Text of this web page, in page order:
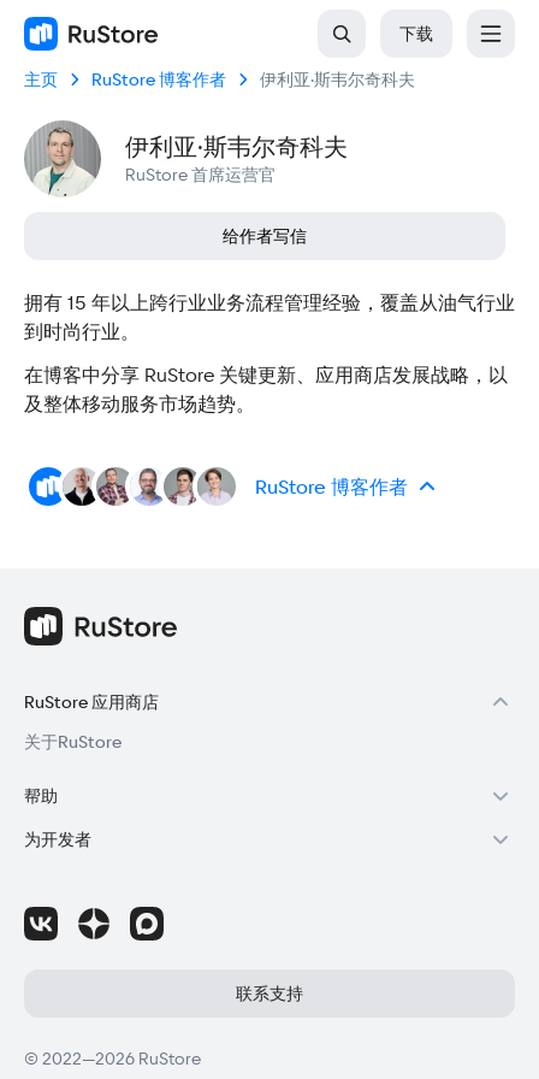
下载
主页 RuStore 博客作者 伊利亚·斯韦尔奇科夫
伊利亚·斯韦尔奇科夫
RuStore 首席运营官
给作者写信
拥有 15 年以上跨行业业务流程管理经验，覆盖从油气行业
到时尚行业。
在博客中分享 RuStore 关键更新、应用商店发展战略，以
及整体移动服务市场趋势。
RuStore 博客作者
© 2022—2026 RuStore
联系支持
RuStore 应用商店
关于RuStore
帮助
RuStore用户帮助
RuStore授权
应用程序更新失败
为开发者
成为开发者
分销协议